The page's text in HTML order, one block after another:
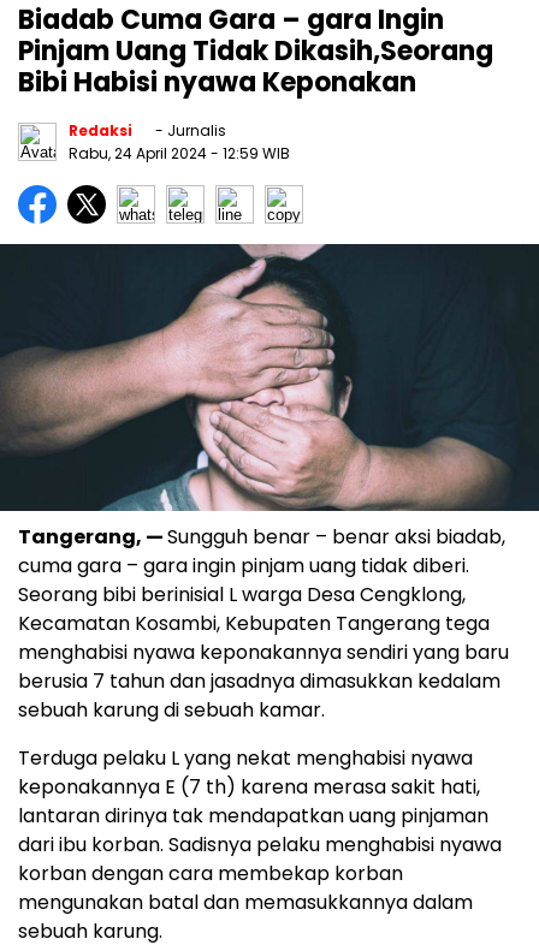
Biadab Cuma Gara – gara Ingin
Pinjam Uang Tidak Dikasih,Seorang
Bibi Habisi nyawa Keponakan
Redaksi
- Jurnalis
Rabu, 24 April 2024- 12:59 WIB
Tangerang, —Sungguh benar – benar aksi biadab,
cuma gara – gara ingin pinjam uang tidak diberi.
Seorang bibi berinisial L warga Desa Cengklong,
Kecamatan Kosambi, Kebupaten Tangerang tega
menghabisi nyawa keponakannya sendiri yang baru
berusia 7 tahun dan jasadnya dimasukkan kedalam
sebuah karung di sebuah kamar.
Terduga pelaku L yang nekat menghabisi nyawa
keponakannya E (7 th) karena merasa sakit hati,
lantaran dirinya tak mendapatkan uang pinjaman
dari ibu korban. Sadisnya pelaku menghabisi nyawa
korban dengan cara membekap korban
mengunakan batal dan memasukkannya dalam
sebuah karung.